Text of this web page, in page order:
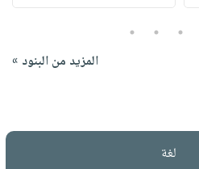
3
4
5
المزيد من البنود »
لغة